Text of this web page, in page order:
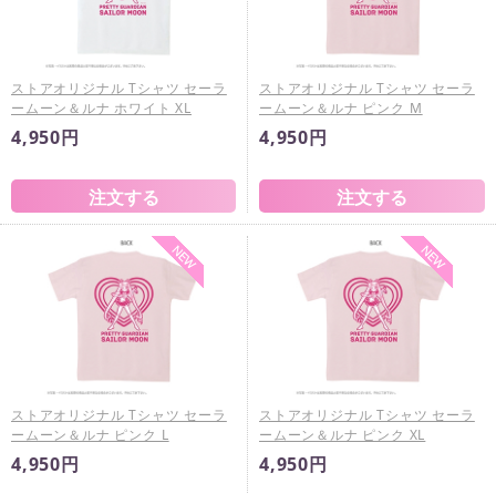
ストアオリジナル Tシャツ セーラ
ームーン＆ルナ ホワイト XL
4,950円
ストアオリジナル Tシャツ セーラ
ームーン＆ルナ ピンク M
4,950円
ストアオリジナル Tシャツ セーラ
ームーン＆ルナ ピンク L
4,950円
ストアオリジナル Tシャツ セーラ
ームーン＆ルナ ピンク XL
4,950円